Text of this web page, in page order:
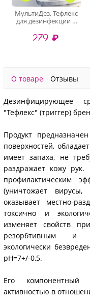
МультиДез, Тефлекс
для дезинфекции и
Бабл Гам (триггер),
500 мл
279 ₽
О товаре Отзывы
Дезинфицирующее
"Тефлекс" (триггер)
Продукт
поверхностей,
имеет запаха, не
раздражает кожу рук.
профилактическим
(уничтожает
оказывает местно-
токсично и
изменяет свойств
резорбтивным и
экологически
pH=7+/-0,5.
Его компонентный
активностью в